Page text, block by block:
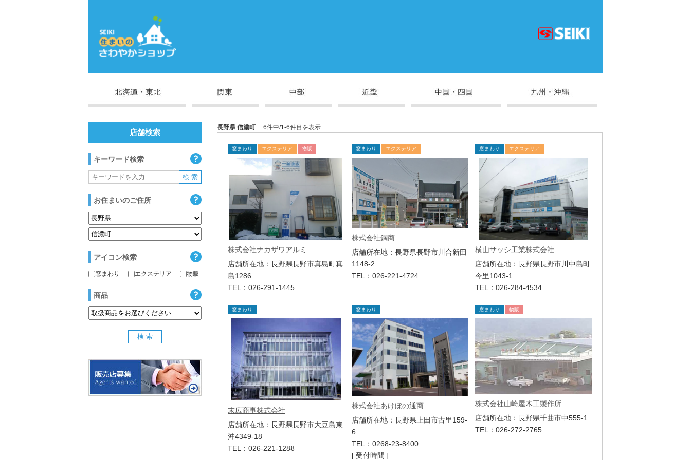
長野県 信濃町 6件中/1-6件目を表示
窓まわり エクステリア 物販
株式会社ナカザワアルミ
店舗所在地：長野県長野市真島町真
島1286
TEL：026-291-1445
窓まわり エクステリア
株式会社鋼商
店舗所在地：長野県長野市川合新田
1148-2
TEL：026-221-4724
窓まわり エクステリア
横山サッシ工業株式会社
店舗所在地：長野県長野市川中島町
今里1043-1
TEL：026-284-4534
窓まわり
末広商事株式会社
店舗所在地：長野県長野市大豆島東
沖4349-18
TEL：026-221-1288
窓まわり
株式会社あけぼの通商
店舗所在地：長野県上田市古里159-
6
TEL：0268-23-8400
[ 受付時間 ]
窓まわり 物販
株式会社山崎屋木工製作所
店舗所在地：長野県千曲市中555-1
TEL：026-272-2765
店舗検索
キーワード検索
お住まいのご住所
アイコン検索
窓まわり エクステリア 物販
商品